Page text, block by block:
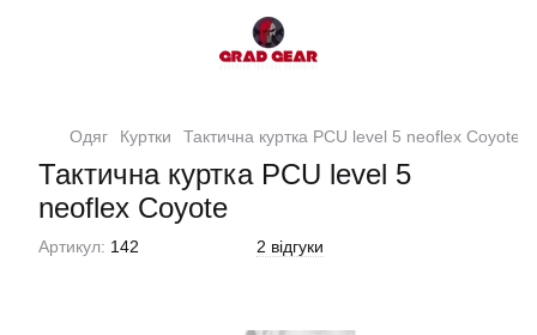
Одяг Куртки Тактична куртка PCU level 5 neoflex Coyote
Тактична куртка PCU level 5
neoflex Coyote
Артикул: 142 2 відгуки